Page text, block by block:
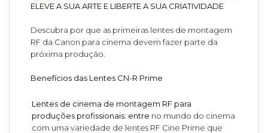
ELEVE A SUA ARTE E LIBERTE A SUA CRIATIVIDADE
Descubra por que as primeiras lentes de montagem
RF da Canon para cinema devem fazer parte da
próxima produção.
Benefícios das Lentes CN-R Prime
Lentes de cinema de montagem RF para
produções profissionais: entre no mundo do cinema
com uma variedade de lentes RF Cine Prime que